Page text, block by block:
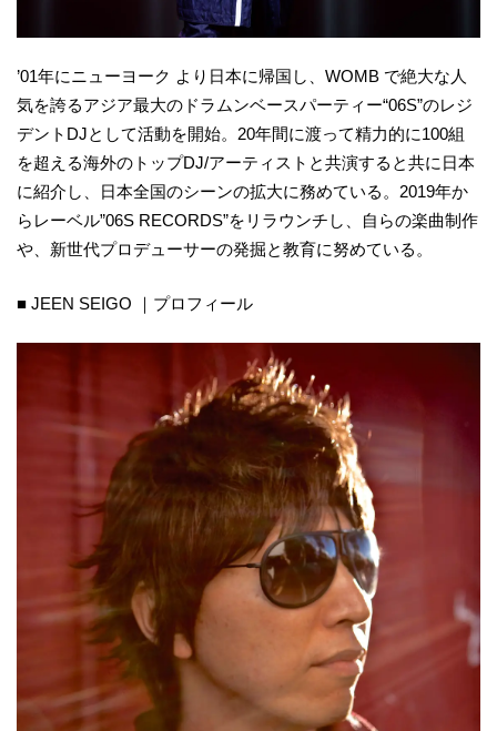
’01年にニューヨーク より日本に帰国し、WOMB で絶大な人
気を誇るアジア最大のドラムンベースパーティー“06S”のレジ
デントDJとして活動を開始。20年間に渡って精力的に100組
を超える海外のトップDJ/アーティストと共演すると共に日本
に紹介し、日本全国のシーンの拡大に務めている。2019年か
らレーベル”06S RECORDS”をリラウンチし、自らの楽曲制作
や、新世代プロデューサーの発掘と教育に努めている。​
■ JEEN SEIGO ｜プロフィール